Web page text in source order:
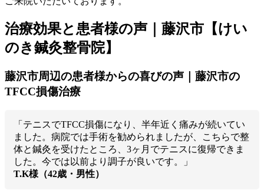
治療効果と患者様の声｜藤沢市【けい
のき鍼灸整骨院】
藤沢市周辺の患者様からの喜びの声｜藤沢市の
TFCC損傷治療
「テニスでTFCC損傷になり、半年近く痛みが続いてい
ました。病院では手術を勧められましたが、こちらで整
体と鍼灸を受けたところ、3ヶ月でテニスに復帰できま
した。今では以前より調子が良いです。」
T.K様（42歳・男性）